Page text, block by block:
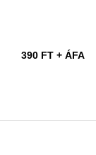
390 FT + ÁFA